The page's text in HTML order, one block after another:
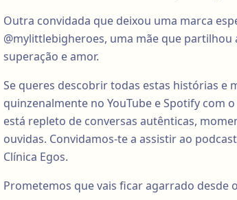
Outra convidada que deixou uma marca
@mylittlebigheroes, uma mãe que
superação e amor.
Se queres descobrir todas estas histórias e
quinzenalmente no YouTube e Spotify com
está repleto de conversas autênticas,
ouvidas. Convidamos-te a assistir ao
Clínica Egos.
Prometemos que vais ficar agarrado desde